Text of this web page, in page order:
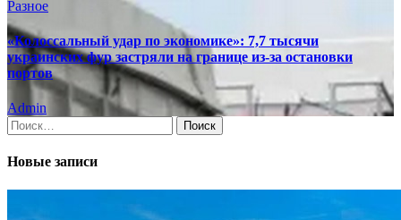
Разное
«Колоссальный удар по экономике»: 7,7 тысячи
украинских фур застряли на границе из-за остановки
портов
Admin
Найти:
Новые записи